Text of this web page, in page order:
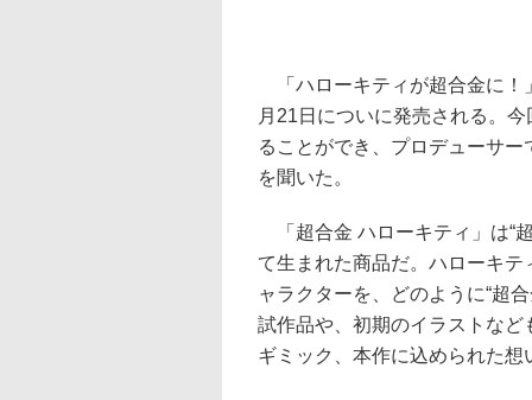
「ハローキティが超合金に！
月21日についに発売される。
ることができ、プロデューサ
を聞いた。
「超合金 ハローキティ」は“
て生まれた商品だ。ハローキ
ャラクターを、どのように“超
試作品や、初期のイラストな
ギミック、本作に込められた